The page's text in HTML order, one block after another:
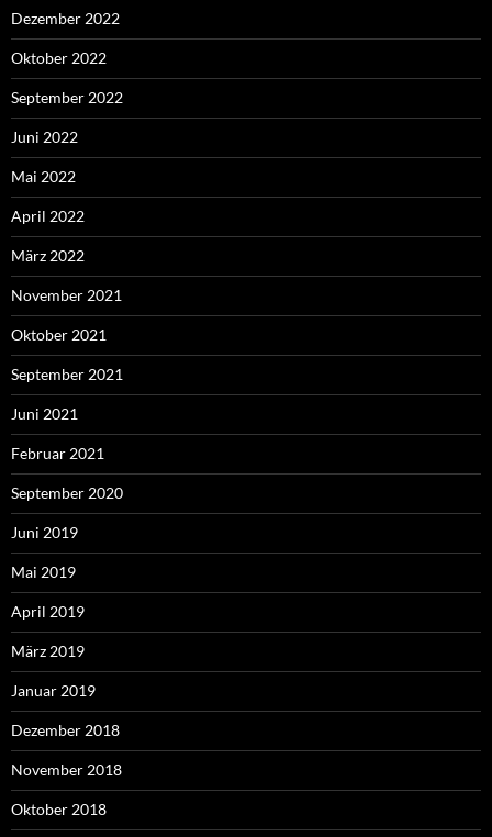
Dezember 2022
Oktober 2022
September 2022
Juni 2022
Mai 2022
April 2022
März 2022
November 2021
Oktober 2021
September 2021
Juni 2021
Februar 2021
September 2020
Juni 2019
Mai 2019
April 2019
März 2019
Januar 2019
Dezember 2018
November 2018
Oktober 2018